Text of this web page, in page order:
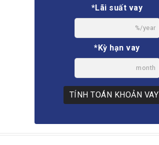
*Lãi suất vay
%/year
*Kỳ hạn vay
month
TÍNH TOÁN KHOẢN VAY